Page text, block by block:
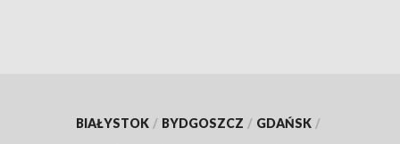
BIAŁYSTOK / BYDGOSZCZ / GDAŃSK /